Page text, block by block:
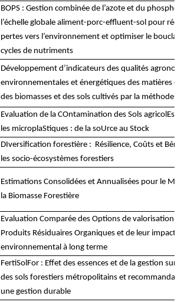
BOPS : Gestion combinée de l’azote et du
l’échelle globale aliment-porc-effluent-sol pour
pertes vers l’environnement et optimiser le
cycles de nutriments
Développement d’indicateurs des qualités
environnementales et énergétiques des matières
des biomasses et des sols cultivés par la méthode
Evaluation de la COntamination des Sols agricolEs
les microplaStiques : de la soUrce au Stock
DIversification forestière : Résilience, Coûts et
les socio-écosystèmes forestiers
Estimations Consolidées et Annualisées pour le
la Biomasse Forestière
Evaluation Comparée des Options de valorisation
Produits Résiduaires Organiques et de leur impact
environnemental à long terme
FertiSolFor : Effet des essences et de la gestion sur
des sols forestiers métropolitains et
une gestion durable